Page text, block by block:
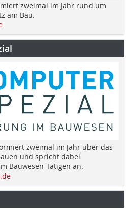
zweimal im Jahr rund um
am Bau.
zweimal im Jahr über das
und spricht dabei
Bauwesen Tätigen an.